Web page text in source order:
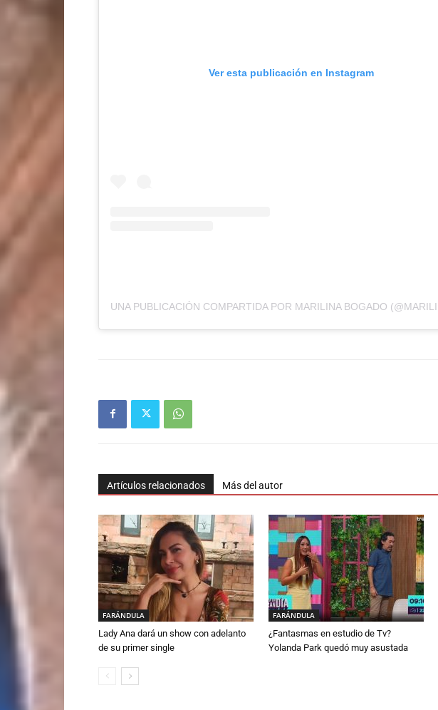
Ver esta publicación en Instagram
Artículos relacionados Más del autor
FARÁNDULA
Lady Ana dará un show con adelanto
de su primer single
FARÁNDULA
¿Fantasmas en estudio de Tv?
Yolanda Park quedó muy asustada